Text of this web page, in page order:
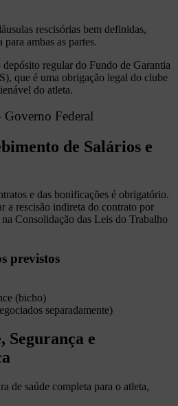
rescisórias bem definidas,
ambas as partes.
regular do Fundo de Garantia
que é uma obrigação legal do clube
do atleta.
Federal
de Salários e
e das bonificações é obrigatório.
a rescisão indireta do contrato por
Consolidação das Leis do Trabalho
previstos
(bicho)
separadamente)
Segurança e
de saúde completa para o atleta,